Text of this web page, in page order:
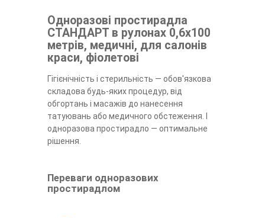
Одноразові простирадла
СТАНДАРТ в рулонах 0,6х100
метрів, медичні, для салонів
краси, фіолетові
Гігієнічність і стерильність — обов'язкова
складова будь-яких процедур, від
обгортань і масажів до нанесення
татуювань або медичного обстеження. І
одноразова простирадло — оптимальне
рішення.
Переваги одноразових
простирадлом